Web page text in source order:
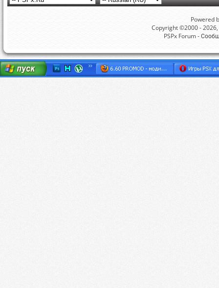
Powered
Copyright ©2000 -
PSPx Forum -